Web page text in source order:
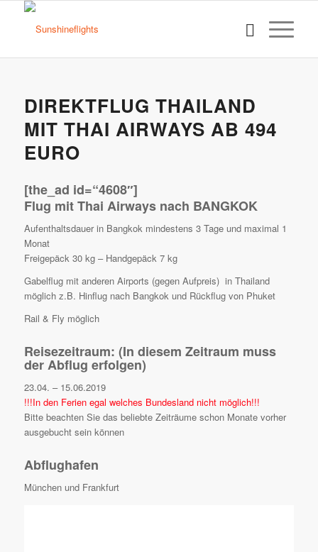
DIREKTFLUG THAILAND
MIT THAI AIRWAYS AB 494
EURO
[the_ad id=“4608″]
Flug mit Thai Airways nach BANGKOK
Aufenthaltsdauer in Bangkok mindestens 3 Tage und maximal 1
Monat
Freigepäck 30 kg – Handgepäck 7 kg
Gabelflug mit anderen Airports (gegen Aufpreis) in Thailand
möglich z.B. Hinflug nach Bangkok und Rückflug von Phuket
Rail & Fly möglich
Reisezeitraum: (In diesem Zeitraum muss
der Abflug erfolgen)
23.04. – 15.06.2019
!!!In den Ferien egal welches Bundesland nicht möglich!!!
Bitte beachten Sie das beliebte Zeiträume schon Monate vorher
ausgebucht sein können
Abflughafen
München und Frankfurt